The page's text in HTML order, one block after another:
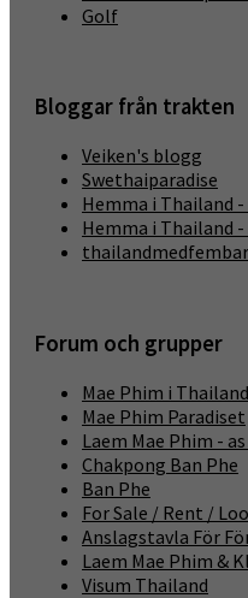
Golf
Bloggar från trakten
Veiken's blogg
Swethaiparadise
Hemma i Thailand -
Hemma i Thailand -
Forum och grupper
Mae Phim i Thailand
Mae Phim Paradiset
Laem Mae Phim -
Chakpong Ban Phe
Ban Phe
For Sale / Rent /
Anslagstavla För
Laem Mae Phim &
Visum Thailand